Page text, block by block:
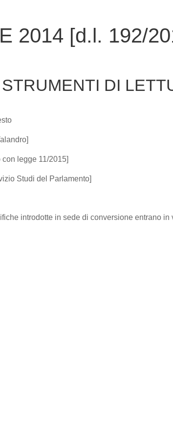
2014 [d.l. 192/
STRUMENTI DI
con legge 11/2015]
Studi del Parlamento]
introdotte in sede di conversione entrano